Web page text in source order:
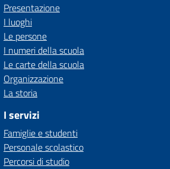
Presentazione
I luoghi
Le persone
I numeri della scuola
Le carte della scuola
Organizzazione
La storia
I servizi
Famiglie e studenti
Personale scolastico
Percorsi di studio